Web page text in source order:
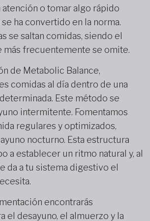
atención o tomar algo rápido
ha convertido en la norma.
se saltan comidas, siendo el
más frecuentemente se omite.
de Metabolic Balance,
comidas al día dentro de una
Este método se
intermitente. Fomentamos
regulares y optimizados,
nocturno. Esta estructura
a establecer un ritmo natural y, al
da a tu sistema digestivo el
encontrarás
el desayuno, el almuerzo y la